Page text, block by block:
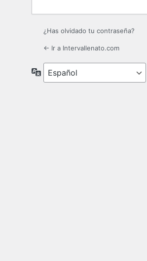
¿Has olvidado tu contraseña?
← Ir a Intervallenato.com
Idioma